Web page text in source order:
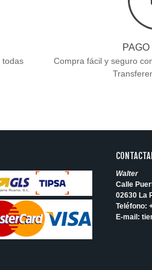
todas
Compra fácil y seguro
Walter
Calle
02630 La
Teléfono:
E-mail: